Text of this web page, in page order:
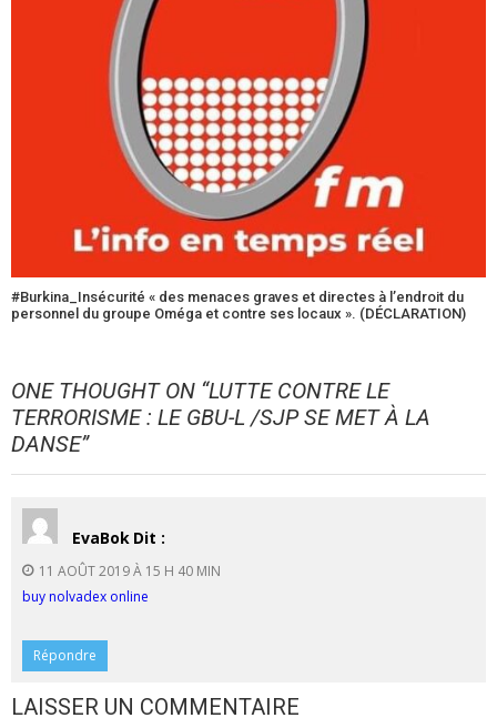
#Burkina_Insécurité « des menaces graves et directes à l’endroit du
personnel du groupe Oméga et contre ses locaux ». (DÉCLARATION)
ONE THOUGHT ON “LUTTE CONTRE LE
TERRORISME : LE GBU-L /SJP SE MET À LA
DANSE”
EvaBok Dit :
11 AOÛT 2019 À 15 H 40 MIN
buy nolvadex online
Répondre
LAISSER UN COMMENTAIRE